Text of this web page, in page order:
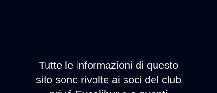
Tutte le informazioni di questo
sito sono rivolte ai soci del club